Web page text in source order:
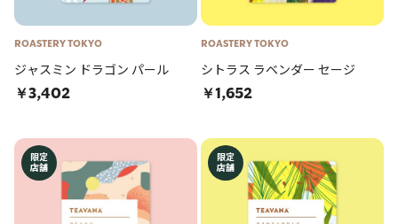
ROASTERY TOKYO
ジャスミン ドラゴン パール
￥3,402
ROASTERY TOKYO
シトラス ラベンダー セージ
￥1,652
限定
店舗
限定
店舗